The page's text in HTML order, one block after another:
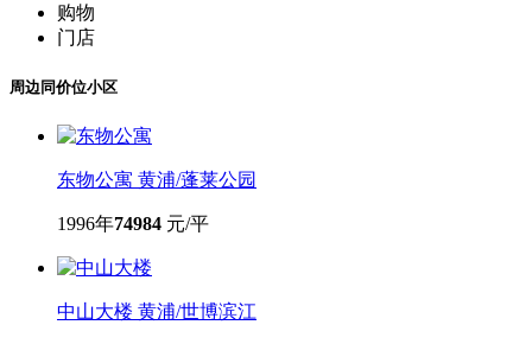
购物
门店
周边同价位小区
东物公寓 黄浦/蓬莱公园
1996年74984 元/平
中山大楼 黄浦/世博滨江